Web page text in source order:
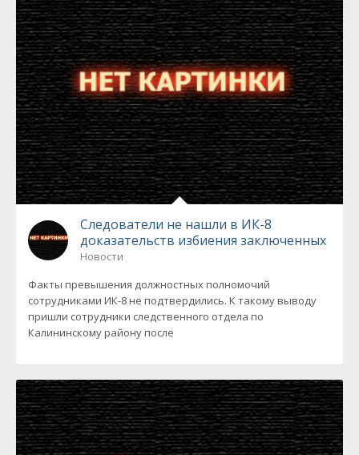
Следователи не нашли в ИК-8
доказательств избиения заключенных
Новости
Факты превышения должностных полномочий
сотрудниками ИК-8 не подтвердились. К такому выводу
пришли сотрудники следственного отдела по
Калининскому району после